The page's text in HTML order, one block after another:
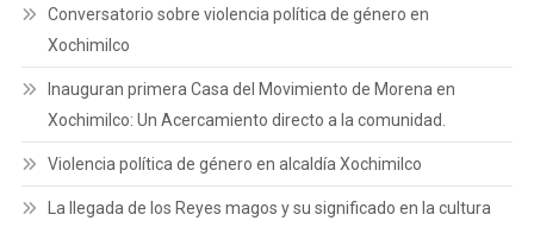
Conversatorio sobre violencia política de género en
Xochimilco
Inauguran primera Casa del Movimiento de Morena en
Xochimilco: Un Acercamiento directo a la comunidad.
Violencia política de género en alcaldía Xochimilco
La llegada de los Reyes magos y su significado en la cultura